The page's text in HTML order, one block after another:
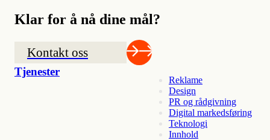
Klar for å nå dine mål?
Kontakt oss
Tjenester
Reklame
Design
PR og rådgivning
Digital markedsføring
Teknologi
Innhold